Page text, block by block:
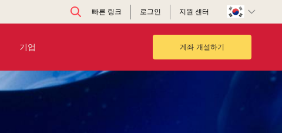
빠른 링크 로그인 지원 센터
기업 계좌 개설하기